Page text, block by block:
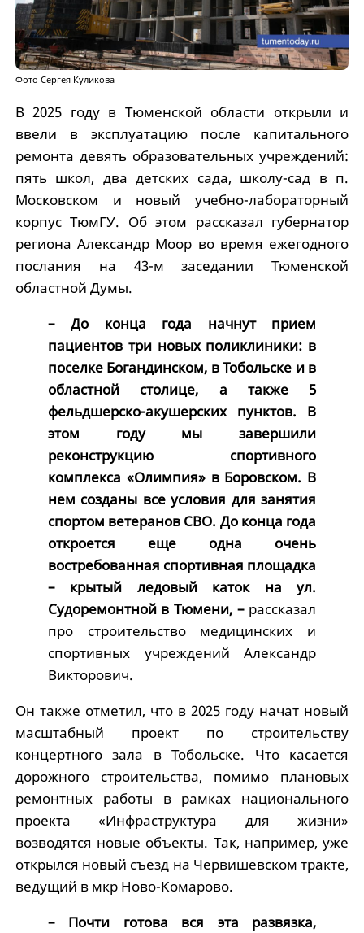
Фото Сергея Куликова
В 2025 году в Тюменской области открыли и
ввели в эксплуатацию после капитального
ремонта девять образовательных учреждений:
пять школ, два детских сада, школу-сад в п.
Московском и новый учебно-лабораторный
корпус ТюмГУ. Об этом рассказал губернатор
региона Александр Моор во время ежегодного
послания на 43-м заседании Тюменской
областной Думы.
– До конца года начнут прием
пациентов три новых поликлиники: в
поселке Богандинском, в Тобольске и в
областной столице, а также 5
фельдшерско-акушерских пунктов. В
этом году мы завершили
реконструкцию спортивного
комплекса «Олимпия» в Боровском. В
нем созданы все условия для занятия
спортом ветеранов СВО. До конца года
откроется еще одна очень
востребованная спортивная площадка
– крытый ледовый каток на ул.
Судоремонтной в Тюмени, –рассказал
про строительство медицинских и
спортивных учреждений Александр
Викторович.
Он также отметил, что в 2025 году начат новый
масштабный проект по строительству
концертного зала в Тобольске. Что касается
дорожного строительства, помимо плановых
ремонтных работы в рамках национального
проекта «Инфраструктура для жизни»
возводятся новые объекты. Так, например, уже
открылся новый съезд на Червишевском тракте,
ведущий в мкр Ново-Комарово.
– Почти готова вся эта развязка,